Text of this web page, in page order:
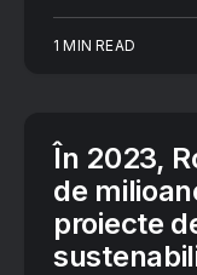
1 MIN READ
În 2023,
de
proiecte